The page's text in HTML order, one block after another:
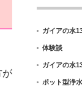
が
ガイアの水
体験談
ガイアの水
ポット型浄